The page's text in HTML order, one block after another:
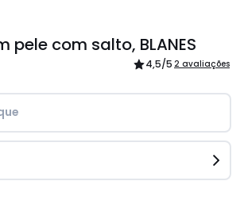
pele com salto, BLANES
4,5/5 2 avaliações